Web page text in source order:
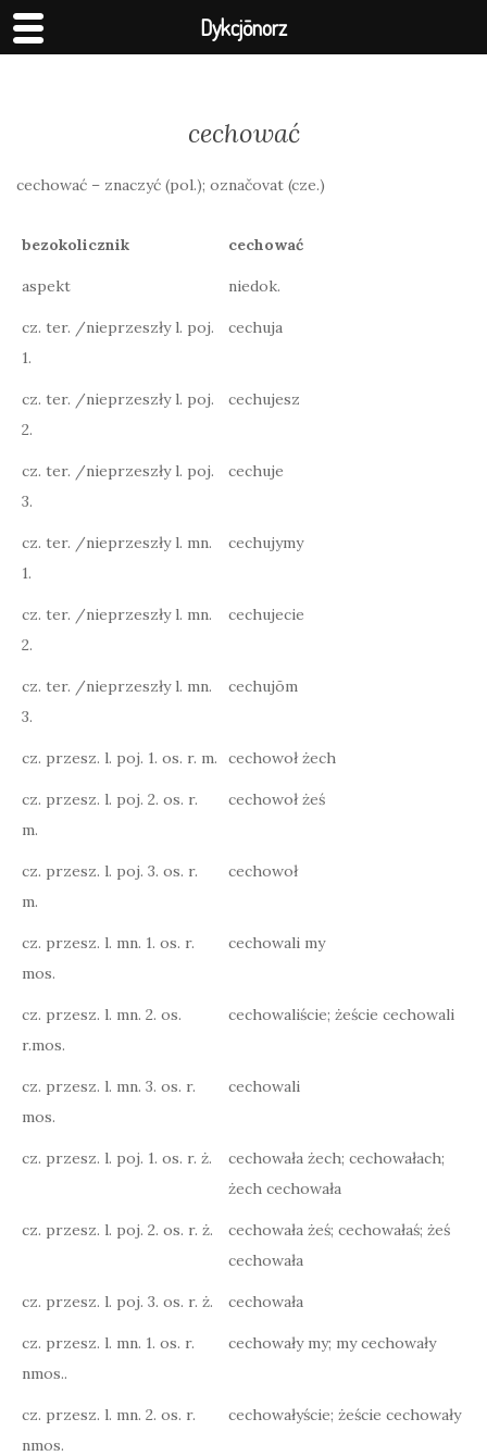
cechować
cechować – znaczyć (pol.); označovat (cze.)
bezokolicznik cechować
aspekt niedok.
cz. ter. /nieprzeszły l. poj.
1.
cechuja
cz. ter. /nieprzeszły l. poj.
2.
cechujesz
cz. ter. /nieprzeszły l. poj.
3.
cechuje
cz. ter. /nieprzeszły l. mn.
1.
cechujymy
cz. ter. /nieprzeszły l. mn.
2.
cechujecie
cz. ter. /nieprzeszły l. mn.
3.
cechujōm
cz. przesz. l. poj. 1. os. r. m. cechowoł żech
cz. przesz. l. poj. 2. os. r.
m.
cechowoł żeś
cz. przesz. l. poj. 3. os. r.
m.
cechowoł
cz. przesz. l. mn. 1. os. r.
mos.
cechowali my
cz. przesz. l. mn. 2. os.
r.mos.
cechowaliście; żeście cechowali
cz. przesz. l. mn. 3. os. r.
mos.
cechowali
cz. przesz. l. poj. 1. os. r. ż.
cechowała żech; cechowałach;
żech cechowała
cz. przesz. l. poj. 2. os. r. ż.
cechowała żeś; cechowałaś; żeś
cechowała
cz. przesz. l. poj. 3. os. r. ż. cechowała
cz. przesz. l. mn. 1. os. r.
nmos..
cechowały my; my cechowały
cz. przesz. l. mn. 2. os. r.
nmos.
cechowałyście; żeście cechowały
Dykcjōnorz